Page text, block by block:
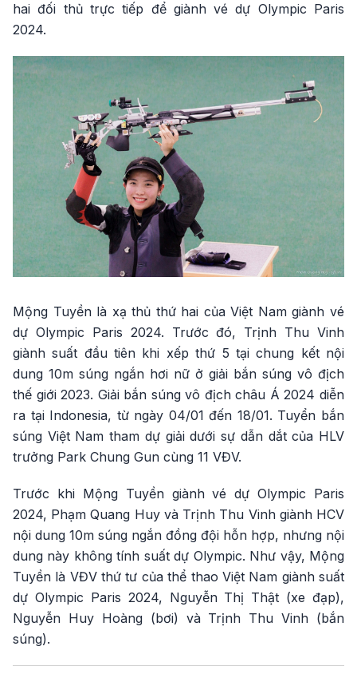
hai đối thủ trực tiếp để giành vé dự Olympic Paris
2024.
Mộng Tuyền là xạ thủ thứ hai của Việt Nam giành vé
dự Olympic Paris 2024. Trước đó, Trịnh Thu Vinh
giành suất đầu tiên khi xếp thứ 5 tại chung kết nội
dung 10m súng ngắn hơi nữ ở giải bắn súng vô địch
thế giới 2023. Giải bắn súng vô địch châu Á 2024 diễn
ra tại Indonesia, từ ngày 04/01 đến 18/01. Tuyển bắn
súng Việt Nam tham dự giải dưới sự dẫn dắt của HLV
trưởng Park Chung Gun cùng 11 VĐV.
Trước khi Mộng Tuyền giành vé dự Olympic Paris
2024, Phạm Quang Huy và Trịnh Thu Vinh giành HCV
nội dung 10m súng ngắn đồng đội hỗn hợp, nhưng nội
dung này không tính suất dự Olympic. Như vậy, Mộng
Tuyền là VĐV thứ tư của thể thao Việt Nam giành suất
dự Olympic Paris 2024, Nguyễn Thị Thật (xe đạp),
Nguyễn Huy Hoàng (bơi) và Trịnh Thu Vinh (bắn
súng).